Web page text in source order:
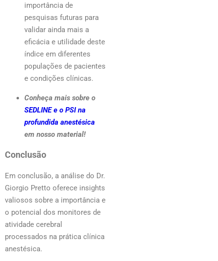
importância de
pesquisas futuras para
validar ainda mais a
eficácia e utilidade deste
índice em diferentes
populações de pacientes
e condições clínicas.
Conheça mais sobre o
SEDLINE e o PSI na
profundida anestésica
em nosso material!
Conclusão
Em conclusão, a análise do Dr.
Giorgio Pretto oferece insights
valiosos sobre a importância e
o potencial dos monitores de
atividade cerebral
processados na prática clínica
anestésica.